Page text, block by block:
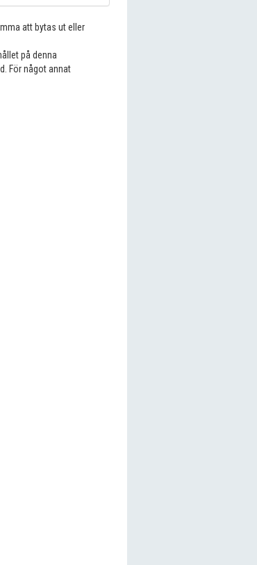
att bytas ut eller
på denna
För något annat